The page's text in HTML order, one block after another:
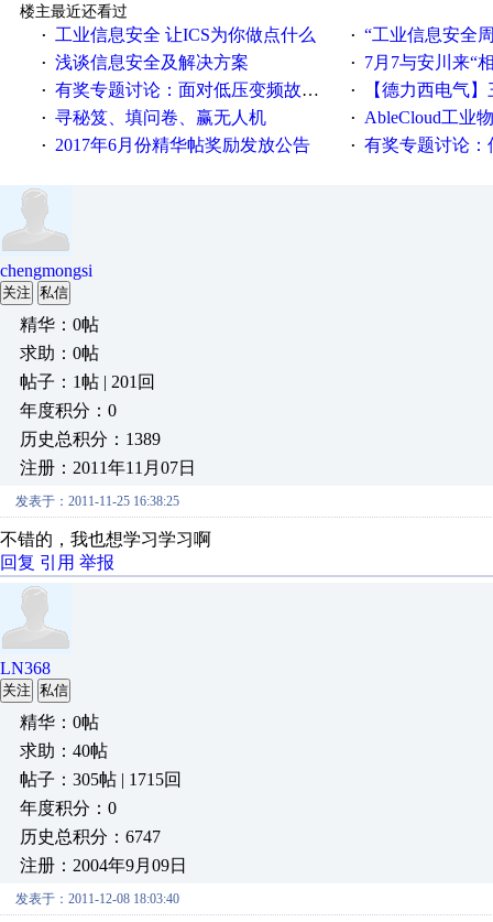
楼主最近还看过
·
工业信息安全 让ICS为你做点什么 · “工业信息安全周之我见”
· 浅谈信息安全及解决方案 · 7月7与安川来“
· 有奖专题讨论：面对低压变频故障，老手是这样解决的！ · 【德力西电气】三
· 寻秘笈、填问卷、赢无人机 · AbleCloud工业物联
· 2017年6月份精华帖奖励发放公告 · 有奖专题讨论：伺服选择
chengmongsi
关注 私信
精华：0帖
求助：0帖
帖子：1帖 | 201回
年度积分：0
历史总积分：1389
注册：2011年11月07日
发表于：2011-11-25 16:38:25
不错的，我也想学习学习啊
回复 引用 举报
LN368
关注 私信
精华：0帖
求助：40帖
帖子：305帖 | 1715回
年度积分：0
历史总积分：6747
注册：2004年9月09日
发表于：2011-12-08 18:03:40